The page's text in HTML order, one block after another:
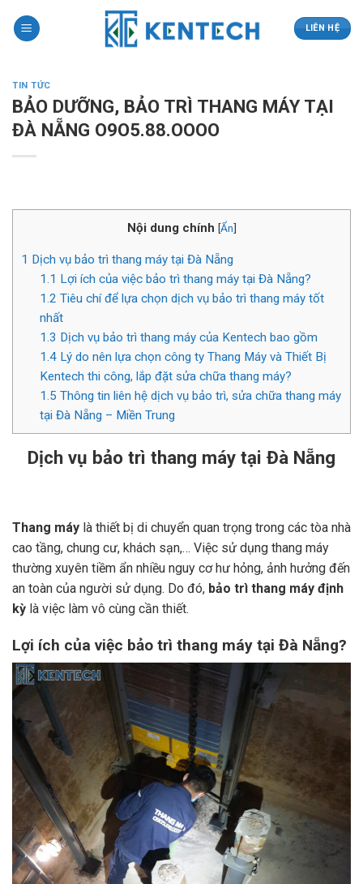
LIÊN HỆ
TIN TỨC
BẢO DƯỠNG, BẢO TRÌ THANG MÁY TẠI
ĐÀ NẴNG O9O5.88.OOOO
Nội dung chính [Ẩn]
1 Dịch vụ bảo trì thang máy tại Đà Nẵng
1.1 Lợi ích của việc bảo trì thang máy tại Đà Nẵng?
1.2 Tiêu chí để lựa chọn dịch vụ bảo trì thang máy tốt
nhất
1.3 Dịch vụ bảo trì thang máy của Kentech bao gồm
1.4Lý do nên lựa chọn công ty Thang Máy và Thiết Bị
Kentech thi công, lắp đặt sửa chữa thang máy?
1.5 Thông tin liên hệ dịch vụ bảo trì, sửa chữa thang máy
tại Đà Nẵng – Miền Trung
Dịch vụ bảo trì thang máy tại Đà Nẵng
Thang máy là thiết bị di chuyển quan trọng trong các tòa nhà
cao tầng, chung cư, khách sạn,… Việc sử dụng thang máy
thường xuyên tiềm ẩn nhiều nguy cơ hư hỏng, ảnh hưởng đến
an toàn của người sử dụng. Do đó, bảo trì thang máy định
kỳ là việc làm vô cùng cần thiết.
Lợi ích của việc bảo trì thang máy tại Đà Nẵng?